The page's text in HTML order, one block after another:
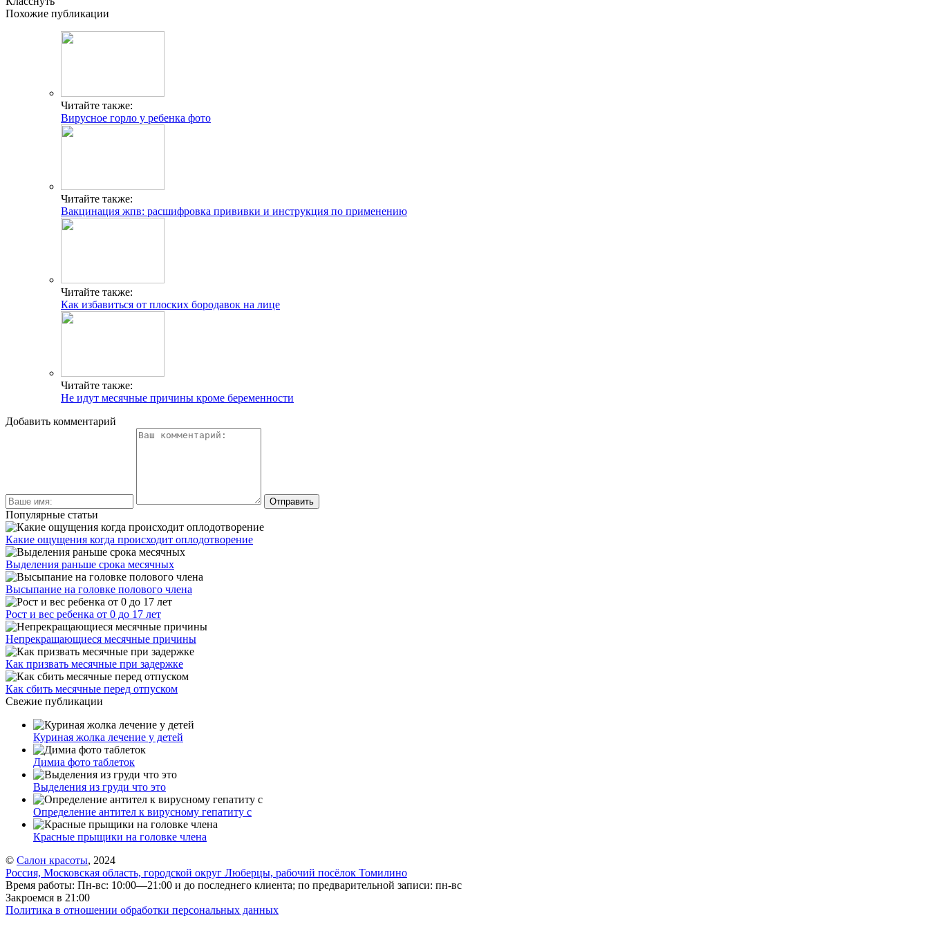
Похожие публикации
Читайте также:
Вирусное горло у ребенка фото
Читайте также:
Вакцинация жпв: расшифровка прививки и инструкция по применению
Читайте также:
Как избавиться от плоских бородавок на лице
Читайте также:
Не идут месячные причины кроме беременности
Добавить комментарий
Популярные статьи
Какие ощущения когда происходит оплодотворение
Выделения раньше срока месячных
Высыпание на головке полового члена
Рост и вес ребенка от 0 до 17 лет
Непрекращающиеся месячные причины
Как призвать месячные при задержке
Как сбить месячные перед отпуском
Свежие публикации
Куриная жолка лечение у детей
Димиа фото таблеток
Выделения из груди что это
Определение антител к вирусному гепатиту с
Красные прыщики на головке члена
© Салон красоты, 2024
Россия, Московская область, городской округ Люберцы, рабочий посёлок Томилино
Время работы: Пн-вс: 10:00—21:00 и до последнего клиента; по предварительной записи: пн-вс
Закроемся в 21:00
Политика в отношении обработки персональных данных